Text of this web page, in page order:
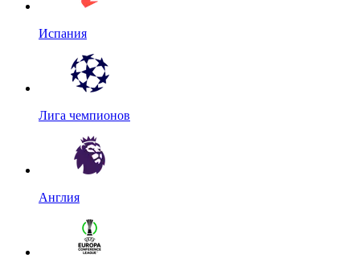
Испания
Лига чемпионов
Англия